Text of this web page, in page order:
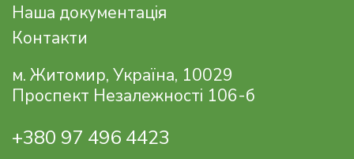
Наша документація
Контакти
м. Житомир, Україна, 10029
Проспект Незалежності 106-б
+380 97 496 4423